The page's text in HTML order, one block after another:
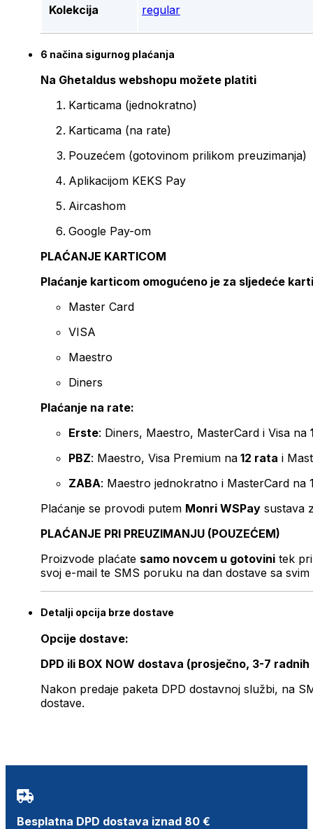
Kolekcija regular
6 načina sigurnog plaćanja
Na Ghetaldus webshopu možete platiti
Karticama (jednokratno)
Karticama (na rate)
Pouzećem (gotovinom prilikom preuzimanja)
Aplikacijom KEKS Pay
Aircashom
Google Pay-om
PLAĆANJE KARTICOM
Plaćanje karticom omogućeno je za sljedeće
Master Card
VISA
Maestro
Diners
Plaćanje na rate:
Erste: Diners, Maestro, MasterCard i Visa na
PBZ: Maestro, Visa Premium na 12 rata i
ZABA: Maestro jednokratno i MasterCard na
Plaćanje se provodi putem Monri WSPay sustava
PLAĆANJE PRI PREUZIMANJU (POUZEĆEM)
Proizvode plaćate samo novcem u gotovini tek
svoj e-mail te SMS poruku na dan dostave sa svim
Detalji opcija brze dostave
Opcije dostave:
DPD ili BOX NOW dostava (prosječno, 3-7 radnih
Nakon predaje paketa DPD dostavnoj službi, na
dostave.
Besplatna DPD dostava iznad 80 €